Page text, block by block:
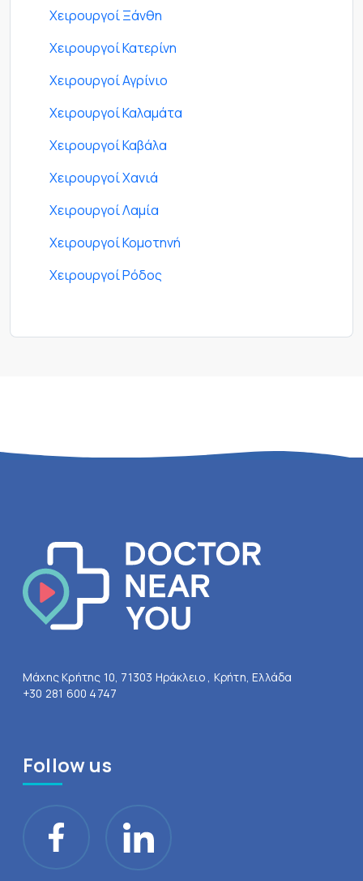
Χειρουργοί Ξάνθη
Χειρουργοί Κατερίνη
Χειρουργοί Αγρίνιο
Χειρουργοί Καλαμάτα
Χειρουργοί Καβάλα
Χειρουργοί Χανιά
Χειρουργοί Λαμία
Χειρουργοί Κομοτηνή
Χειρουργοί Ρόδος
Μάχης Κρήτης 10, 71303 Ηράκλειο , Κρήτη, Ελλάδα
+30 281 600 4747
Follow us